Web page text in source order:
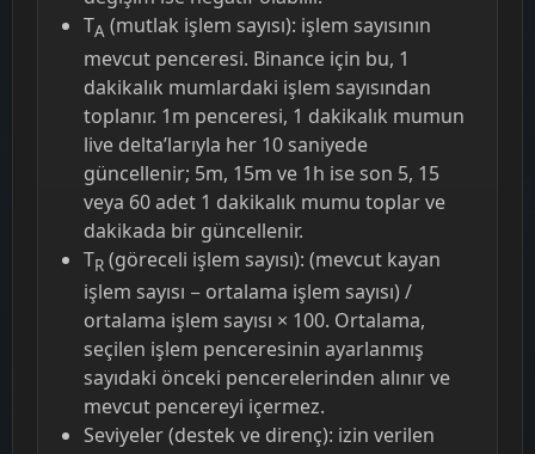
TA (mutlak işlem sayısı): işlem sayısının
mevcut penceresi. Binance için bu, 1
dakikalık mumlardaki işlem sayısından
toplanır. 1m penceresi, 1 dakikalık mumun
live delta’larıyla her 10 saniyede
güncellenir; 5m, 15m ve 1h ise son 5, 15
veya 60 adet 1 dakikalık mumu toplar ve
dakikada bir güncellenir.
TR (göreceli işlem sayısı): (mevcut kayan
işlem sayısı − ortalama işlem sayısı) /
ortalama işlem sayısı × 100. Ortalama,
seçilen işlem penceresinin ayarlanmış
sayıdaki önceki pencerelerinden alınır ve
mevcut pencereyi içermez.
Seviyeler (destek ve direnç): izin verilen